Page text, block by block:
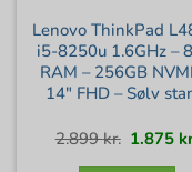
Lenovo ThinkPad
i5-8250u 1.6GHz –
RAM – 256GB
14″ FHD – Sølv
2.899kr. Den
pris
1.875